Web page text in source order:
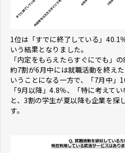
1位は「すでに終了している」40.1
いう結果となりました。
「内定をもらえたらすぐにでも」
約7割が6月中には就職活動を終え
いうことになる一方で、「7月中」
「9月以降」4.8％、「特に考えて
と、3割の学生が夏以降も企業を探
す。